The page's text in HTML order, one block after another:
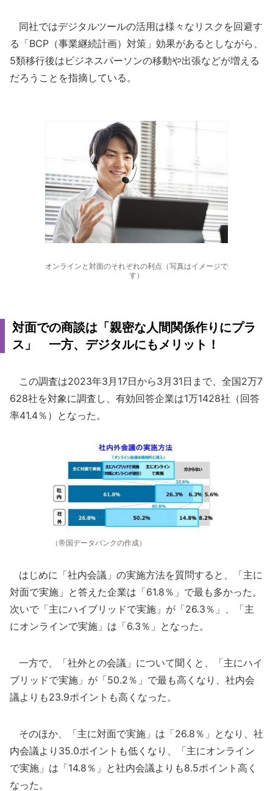
同社ではデジタルツールの活用は様々なリスクを回避す
る「BCP（事業継続計画）対策」効果があるとしながら、
5類移行後はビジネスパーソンの移動や出張などが増える
だろうことを指摘している。
オンラインと対面のそれぞれの利点（写真はイメージで
す）
対面での商談は「親密な人間関係作りにプラ
ス」 一方、デジタルにもメリット！
この調査は2023年3月17日から3月31日まで、全国2万7
628社を対象に調査し、有効回答企業は1万1428社（回答
率41.4％）となった。
（帝国データバンクの作成）
はじめに「社内会議」の実施方法を質問すると、「主に
対面で実施」と答えた企業は「61.8％」で最も多かった。
次いで「主にハイブリッドで実施」が「26.3％」、「主
にオンラインで実施」は「6.3％」となった。
一方で、「社外との会議」について聞くと、「主にハイ
ブリッドで実施」が「50.2％」で最も高くなり、社内会
議よりも23.9ポイントも高くなった。
そのほか、「主に対面で実施」は「26.8％」となり、社
内会議より35.0ポイントも低くなり、「主にオンライン
で実施」は「14.8％」と社内会議よりも8.5ポイント高く
なった。